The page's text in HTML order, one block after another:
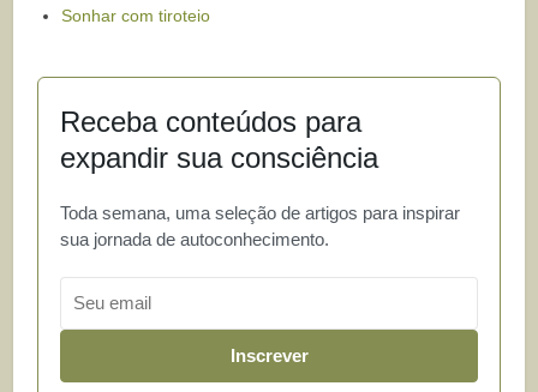
Sonhar com tiroteio
Receba conteúdos para
expandir sua consciência
Toda semana, uma seleção de artigos para inspirar
sua jornada de autoconhecimento.
Inscrever